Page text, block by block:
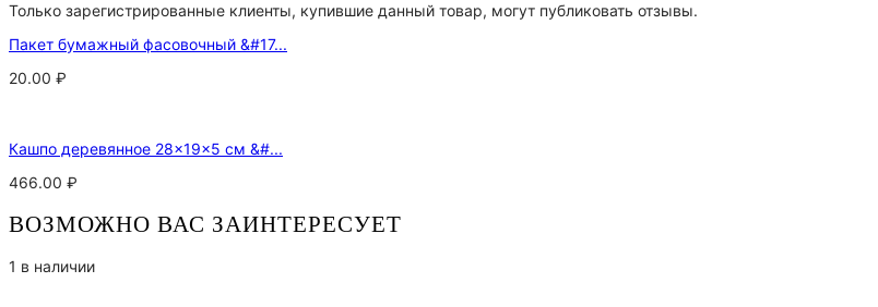
Только зарегистрированные клиенты, купившие данный товар, могут публиковать отзывы.
Пакет бумажный фасовочный &#17...
20.00 ₽
Кашпо деревянное 28×19×5 см &#...
466.00 ₽
ВОЗМОЖНО ВАС ЗАИНТЕРЕСУЕТ
1 в наличии